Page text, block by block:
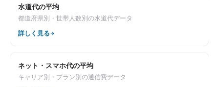
水道代の平均
都道府県別・世帯人数別の水道代データ
詳しく見る
ネット・スマホ代の平均
キャリア別・プラン別の通信費データ